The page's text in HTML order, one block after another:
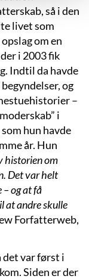
så i den
livet som
om en
i 2003 fik
Indtil da havde
og
–
i
hun havde
år. Hun
historien om
Det var helt
og at få
at andre skulle
Forfatterweb,
det var først i
Siden er der